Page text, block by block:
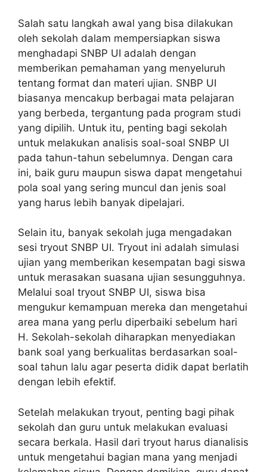
Salah satu langkah awal yang bisa dilakukan
oleh sekolah dalam mempersiapkan siswa
menghadapi SNBP UI adalah dengan
memberikan pemahaman yang menyeluruh
tentang format dan materi ujian. SNBP UI
biasanya mencakup berbagai mata pelajaran
yang berbeda, tergantung pada program studi
yang dipilih. Untuk itu, penting bagi sekolah
untuk melakukan analisis soal-soal SNBP UI
pada tahun-tahun sebelumnya. Dengan cara
ini, baik guru maupun siswa dapat mengetahui
pola soal yang sering muncul dan jenis soal
yang harus lebih banyak dipelajari.
Selain itu, banyak sekolah juga mengadakan
sesi tryout SNBP UI. Tryout ini adalah simulasi
ujian yang memberikan kesempatan bagi siswa
untuk merasakan suasana ujian sesungguhnya.
Melalui soal tryout SNBP UI, siswa bisa
mengukur kemampuan mereka dan mengetahui
area mana yang perlu diperbaiki sebelum hari
H. Sekolah-sekolah diharapkan menyediakan
bank soal yang berkualitas berdasarkan soal-
soal tahun lalu agar peserta didik dapat berlatih
dengan lebih efektif.
Setelah melakukan tryout, penting bagi pihak
sekolah dan guru untuk melakukan evaluasi
secara berkala. Hasil dari tryout harus dianalisis
untuk mengetahui bagian mana yang menjadi